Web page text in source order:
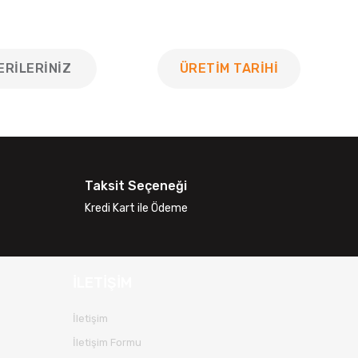
ÜRETİM TARİHİ
Taksit Seçeneği
Kredi Kart ile Ödeme
İletişim
İletişim Formu